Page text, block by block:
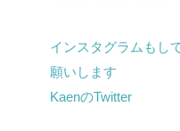
インスタグラムもし
願いします
KaenのTwitter